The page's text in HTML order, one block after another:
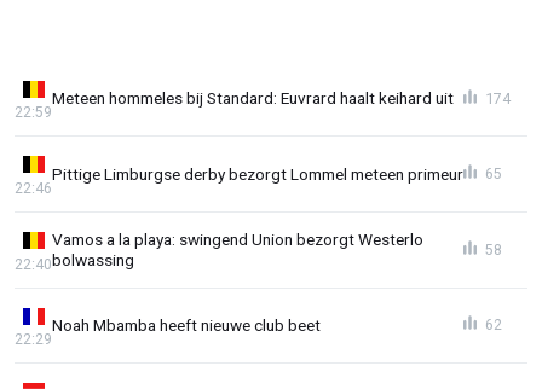
Meteen hommeles bij Standard: Euvrard haalt keihard uit
22:59
174
Pittige Limburgse derby bezorgt Lommel meteen primeur
22:46
65
Vamos a la playa: swingend Union bezorgt Westerlo
bolwassing
22:40
58
Noah Mbamba heeft nieuwe club beet
22:29
62